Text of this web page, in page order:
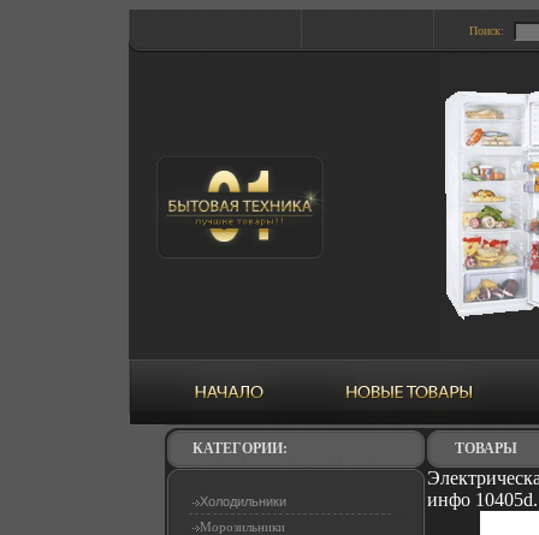
Поиск:
КАТЕГОРИИ:
Холодильники
Морозильники
ТОВАРЫ
инфо 10405d.